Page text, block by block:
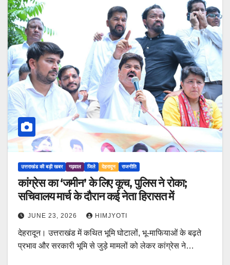
उत्तराखंड की बड़ी खबर गढ़वाल जिले देहरादून राजनीति
कांग्रेस का ‘जमीन’ के लिए कूच, पुलिस ने रोका;
सचिवालय मार्च के दौरान कई नेता हिरासत में
JUNE 23, 2026 HIMJYOTI
देहरादून। उत्तराखंड में कथित भूमि घोटालों, भू-माफियाओं के बढ़ते
प्रभाव और सरकारी भूमि से जुड़े मामलों को लेकर कांग्रेस ने…